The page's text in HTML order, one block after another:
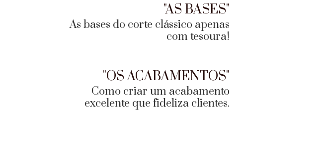
"AS BASES"
As bases do corte clássico apenas
com tesoura!
"OS ACABAMENTOS"
Como criar um acabamento
excelente que fideliza clientes.